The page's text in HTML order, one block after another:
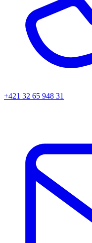
+421 32 65 948 31